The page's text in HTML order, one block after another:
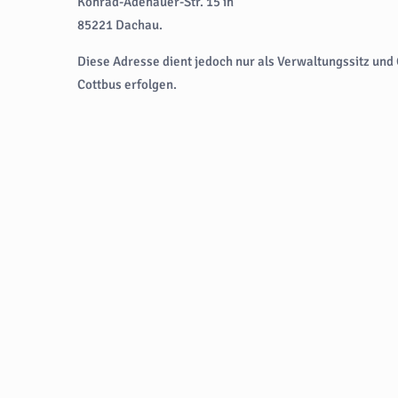
85221 Dachau.
Diese Adresse dient jedoch nur als Verwaltungssitz
Cottbus erfolgen.